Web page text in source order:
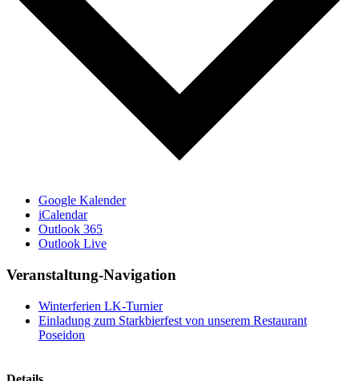
Google Kalender
iCalendar
Outlook 365
Outlook Live
Veranstaltung-Navigation
Winterferien LK-Turnier
Einladung zum Starkbierfest von unserem Restaurant
Poseidon